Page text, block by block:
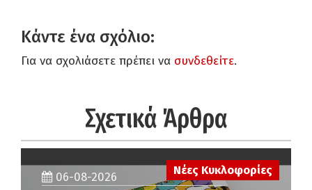
Κάντε ένα σχόλιο:
Για να σχολιάσετε πρέπει να συνδεθείτε.
Σχετικά Άρθρα
Νέες Κυκλοφορίες
06-08-2026